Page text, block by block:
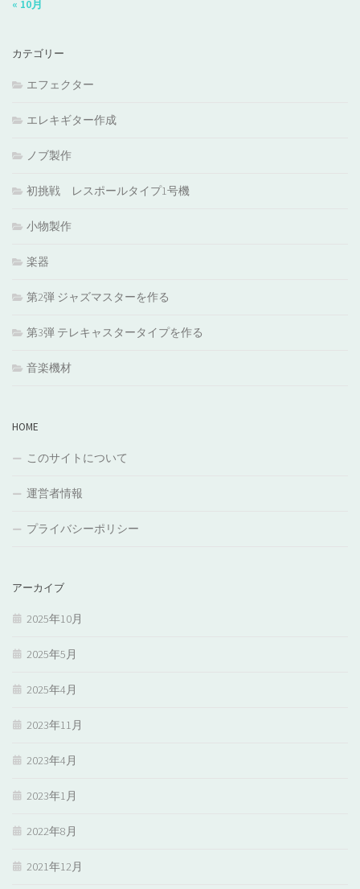
« 10月
カテゴリー
エフェクター
エレキギター作成
ノブ製作
初挑戦 レスポールタイプ1号機
小物製作
楽器
第2弾 ジャズマスターを作る
第3弾 テレキャスタータイプを作る
音楽機材
HOME
このサイトについて
運営者情報
プライバシーポリシー
アーカイブ
2025年10月
2025年5月
2025年4月
2023年11月
2023年4月
2023年1月
2022年8月
2021年12月